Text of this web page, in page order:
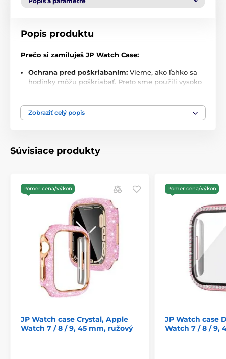
Popis produktu
Prečo si zamiluješ JP Watch Case:
Ochrana pred poškriabaním: Vieme, ako ľahko sa
hodinky môžu poškriabať. Preto sme použili vysoko
Luxusný vzhľad:Nejde len o ochranu – ide aj o štýl.
a precízne detaily robia z tohto puzdra nielen
praktickú, ale aj krásnu súčasť tvojho každodenného
Šetrné k dotyku a displeju:
Môžeš si byť istý, že
puzdro nijako neovplyvní citlivosť tvojich hodiniek
ani kvalitu ich displeja. Vnútorný priestor je
navrhnutý tak, aby jemne a bezpečne držal hodinky
na mieste, bez toho aby ich poškodil.
Obsah balenia:
1 x JP Watch Case
Nečakaj a dopraj svojim hodinkám to najlepšie.
S JP
Watch Case máš nielen štýl, ale aj perfektnú ochranu,
ktorú si zaslúžia.
Zobraziť celý popis
Súvisiace produkty
Pomer cena/výkon
JP Watch case Crystal, Apple
Watch 7 / 8 / 9, 45 mm, ružový
Pomer cena/výkon
JP Watch case
Watch 7 / 8 / 9,